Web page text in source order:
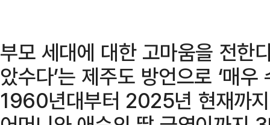
부모 세대에 대한 고마움을 전한
았수다’는 제주도 방언으로 ‘매
1960년대부터 2025년 현재까